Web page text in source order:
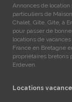
Annonces de
particuliers de
Chalet, Gîte, Gite, à
pour passer de
locations de
France en Bretagne
propriétaires bretons
Erdeven.
Locations